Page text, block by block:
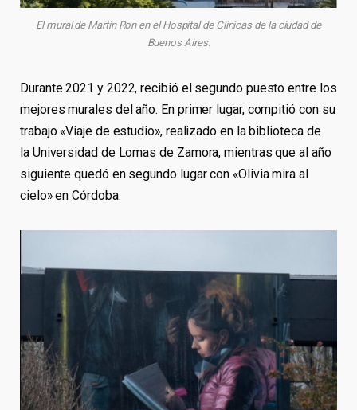
El mural de Martín Ron en el Hospital de Clínicas de la ciudad de
Buenos Aires.
Durante 2021 y 2022, recibió el segundo puesto entre los
mejores murales del año. En primer lugar, compitió con su
trabajo «Viaje de estudio», realizado en la biblioteca de
la Universidad de Lomas de Zamora, mientras que al año
siguiente quedó en segundo lugar con «Olivia mira al
cielo» en Córdoba.